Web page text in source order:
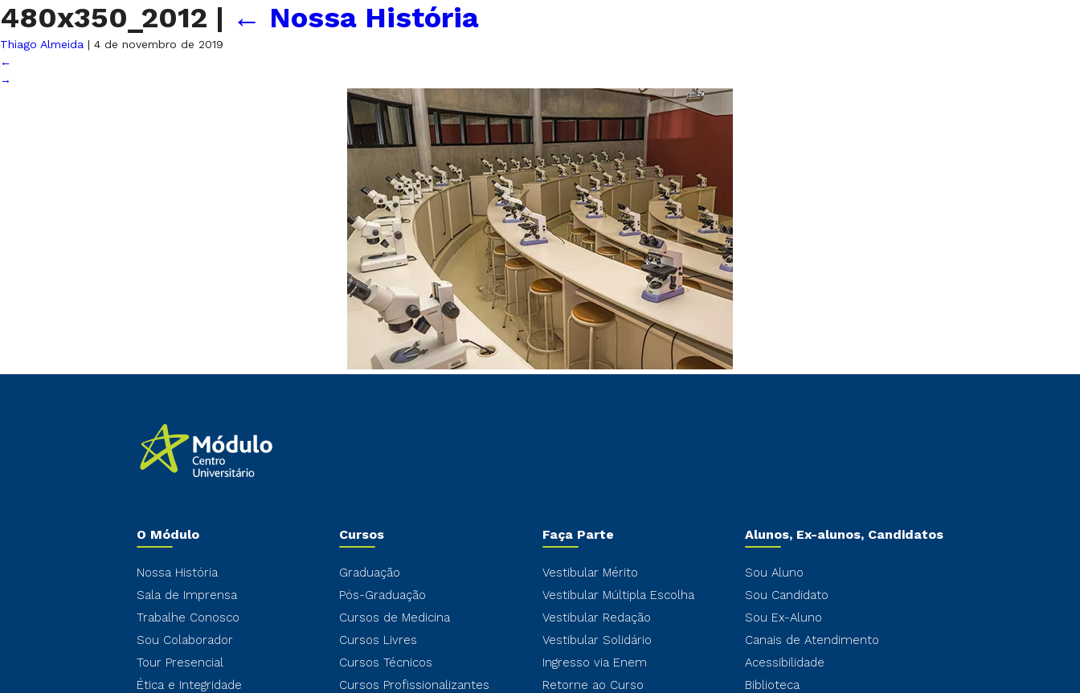
480x350_2012 | ← Nossa História
Thiago Almeida | 4 de novembro de 2019
←
→
O Módulo
Nossa História
Sala de Imprensa
Trabalhe Conosco
Sou Colaborador
Tour Presencial
Ética e Integridade
Cursos
Graduação
Pós-Graduação
Cursos de Medicina
Cursos Livres
Cursos Técnicos
Cursos Profissionalizantes
Faça Parte
Vestibular Mérito
Vestibular Múltipla Escolha
Vestibular Redação
Vestibular Solidário
Ingresso via Enem
Retorne ao Curso
Alunos, Ex-alunos, Candidatos
Sou Aluno
Sou Candidato
Sou Ex-Aluno
Canais de Atendimento
Acessibilidade
Biblioteca